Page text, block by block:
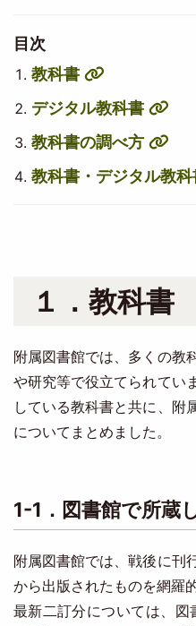
目次
教科書
デジタル教科書
教科書の調べ方
教科書・デジタル教
１．教科書
附属図書館では、多くの教
や研究等で役立てられてい
している教科書と共に、附
についてまとめました。
1-1．図書館で所蔵
附属図書館では、戦後に刊
から出版されたものを網羅
最新二訂分については、